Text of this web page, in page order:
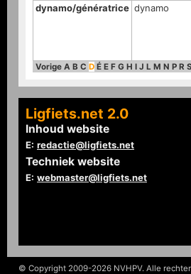
dynamo/génératrice dynamo
Vorige A B C D É E F G H I J L M N P R S
Ligfiets.net 2.0
Inhoud website
E: redactie@ligfiets.net
Techniek website
E: webmaster@ligfiets.net
© Copyright 2009-2026 NVHPV. Alle